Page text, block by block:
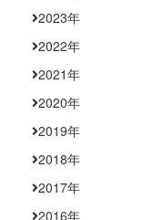
2023年
2022年
2021年
2020年
2019年
2018年
2017年
2016年